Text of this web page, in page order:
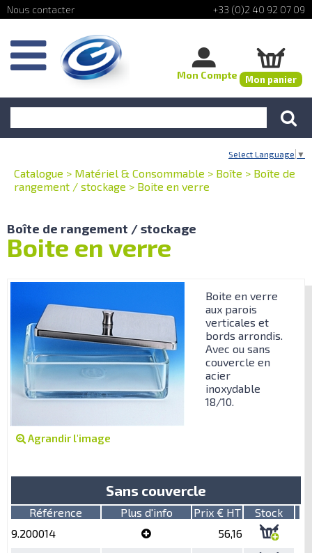
+33 (0)2 40 92 07 09
Mon Compte Mon panier
Select Language ▼
Catalogue > Matériel & Consommable > Boîte > Boîte de
rangement / stockage > Boite en verre
Boîte de rangement / stockage
Boite en verre
Agrandir l'image
Boite en verre
aux parois
verticales et
bords arrondis.
Avec ou sans
couvercle en
acier
inoxydable
18/10.
Sans couvercle
Référence Plus d'info Prix € HT
Stock
9.200014
56,16